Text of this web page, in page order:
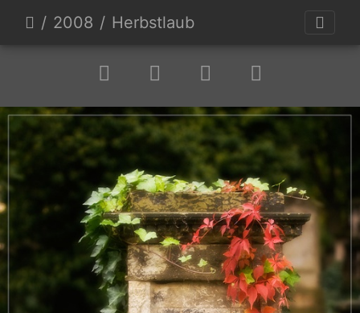
2008 Herbstlaub